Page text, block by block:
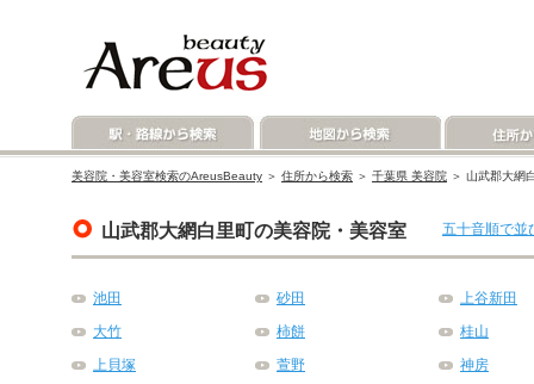
美容院・美容室検索のAreusBeauty ＞ 住所から検索 ＞ 千葉県 美容院 ＞ 山武郡大網
山武郡大網白里町の美容院・美容室 五十音順で並
池田 砂田
上谷新田
大竹
柿餅
桂山
上貝塚
萱野
神房